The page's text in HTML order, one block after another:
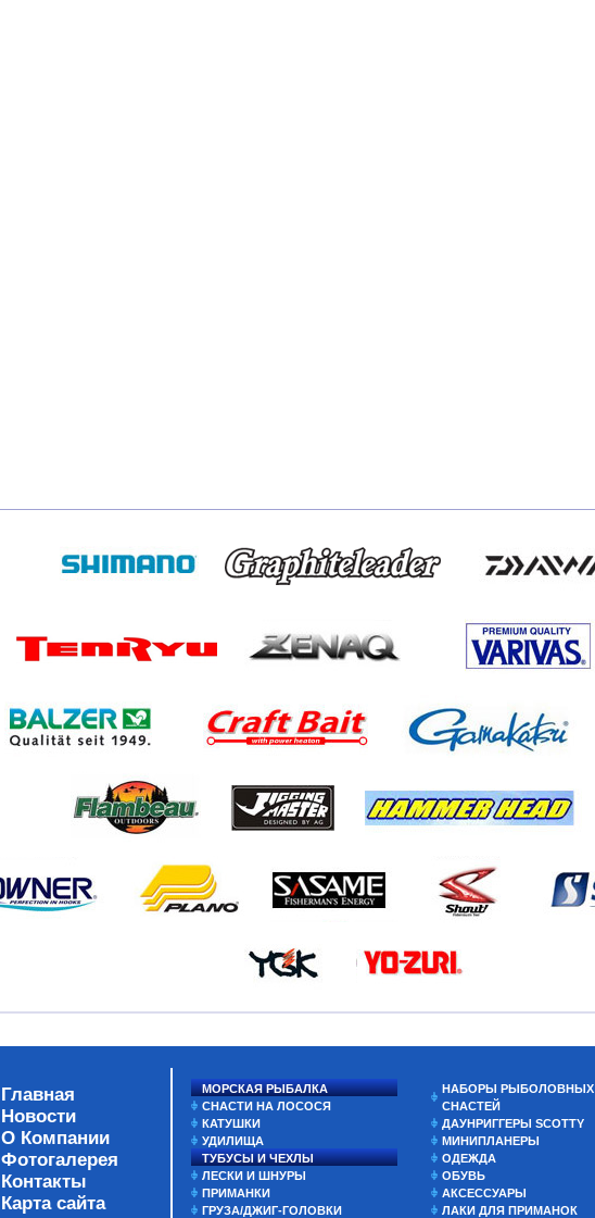
Главная
Новости
О Компании
Фотогалерея
Контакты
Карта сайта
МОРСКАЯ РЫБАЛКА
СНАСТИ НА ЛОСОСЯ
КАТУШКИ
УДИЛИЩА
ТУБУСЫ И ЧЕХЛЫ
ЛЕСКИ И ШНУРЫ
ПРИМАНКИ
ГРУЗА/ДЖИГ-ГОЛОВКИ
НАБОРЫ РЫБОЛОВНЫХ
СНАСТЕЙ
ДАУНРИГГЕРЫ SCOTTY
МИНИПЛАНЕРЫ
ОДЕЖДА
ОБУВЬ
АКСЕССУАРЫ
ЛАКИ ДЛЯ ПРИМАНОК